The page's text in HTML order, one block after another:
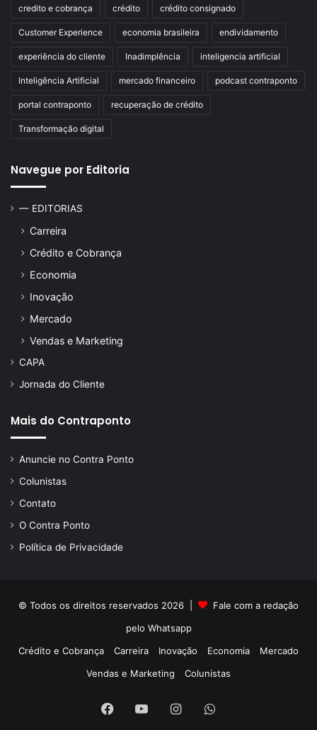
credito e cobrança crédito crédito consignado
Customer Experience economia brasileira endividamento
experiência do cliente Inadimplência inteligencia artificial
Inteligência Artificial mercado financeiro podcast contraponto
portal contraponto recuperação de crédito
Transformação digital
Navegue por Editoria
— EDITORIAS
Carreira
Crédito e Cobrança
Economia
Inovação
Mercado
Vendas e Marketing
CAPA
Jornada do Cliente
Mais do Contraponto
Anuncie no Contra Ponto
Colunistas
Contato
O Contra Ponto
Política de Privacidade
© Todos os direitos reservados 2026 |
Fale com a redação
pelo Whatsapp
Crédito e Cobrança
Carreira Inovação Economia
Mercado
Vendas e Marketing
Colunistas
Facebook
YouTubeInstagramWhatsApp